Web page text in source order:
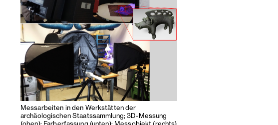
Messarbeiten in den Werkstätten der
archäologischen Staatssammlung; 3D-Messung